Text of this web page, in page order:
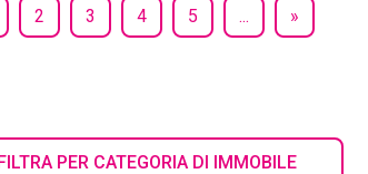
2 3 4 5 ... »
PER CATEGORIA DI IMMOBILE